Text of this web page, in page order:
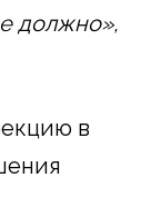
должно»,
в